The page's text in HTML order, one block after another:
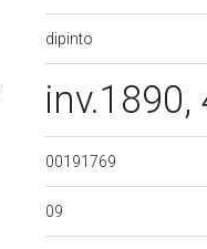
dipinto
00191769
09